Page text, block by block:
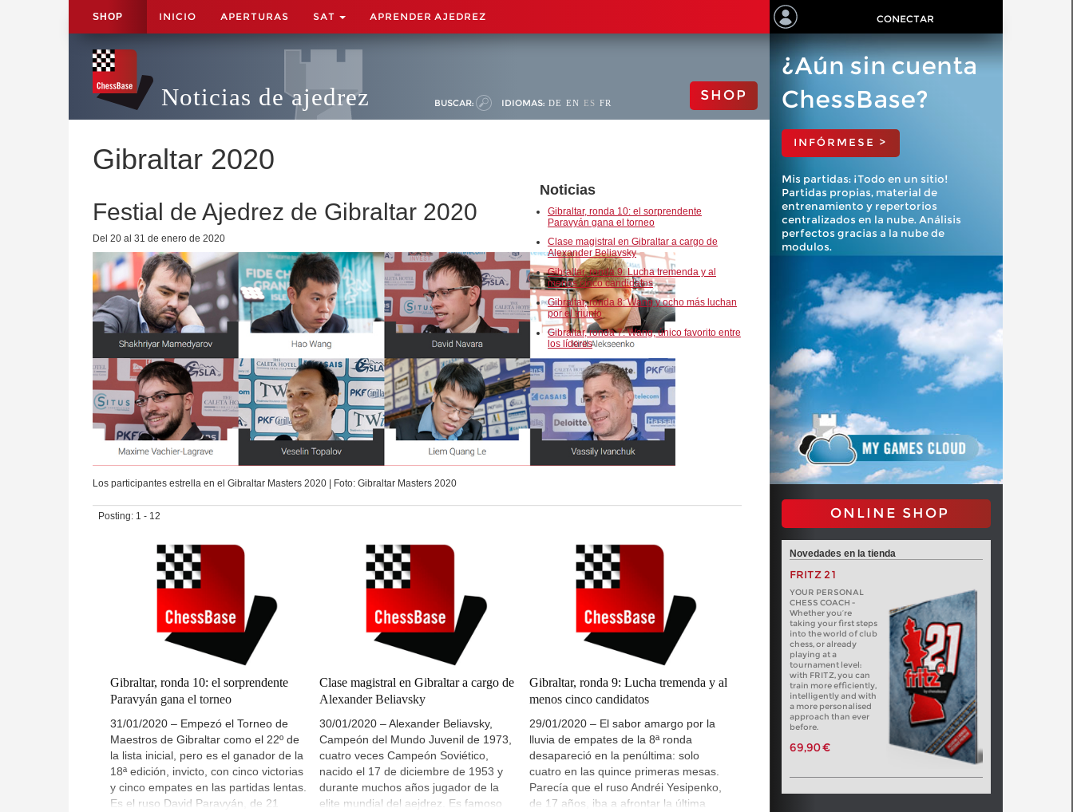
SHOP INICIO APERTURAS SAT APRENDER AJEDREZ CONECTAR
Noticias de ajedrez BUSCAR: IDIOMAS: DE EN ES FR SHOP
Gibraltar 2020
Festial de Ajedrez de Gibraltar 2020
Del 20 al 31 de enero de 2020
Los participantes estrella en el Gibraltar Masters 2020 | Foto: Gibraltar Masters 2020
Noticias
Gibraltar, ronda 10: el sorprendente
Paravyán gana el torneo
Clase magistral en Gibraltar a cargo de
Alexander Beliavsky
Gibraltar, ronda 9: Lucha tremenda y al
menos cinco candidatos
Gibraltar, ronda 8: Wang y ocho más luchan
por el triunfo
Gibraltar, ronda 7: Wang, único favorito entre
los líderes
Posting: 1 - 12
Gibraltar, ronda 10: el sorprendente
Paravyán gana el torneo
31/01/2020 – Empezó el Torneo de
Maestros de Gibraltar como el 22º de
la lista inicial, pero es el ganador de la
18ª edición, invicto, con cinco victorias
y cinco empates en las partidas lentas.
Es el ruso David Paravyán, de 21
Clase magistral en Gibraltar a cargo de
Alexander Beliavsky
30/01/2020 – Alexander Beliavsky,
Campeón del Mundo Juvenil de 1973,
cuatro veces Campeón Soviético,
nacido el 17 de diciembre de 1953 y
durante muchos años jugador de la
elite mundial del aejdrez. Es famoso
Gibraltar, ronda 9: Lucha tremenda y al
menos cinco candidatos
29/01/2020 – El sabor amargo por la
lluvia de empates de la 8ª ronda
desapareció en la penúltima: solo
cuatro en las quince primeras mesas.
Parecía que el ruso Andréi Yesipenko,
de 17 años, iba a afrontar la última
¿Aún sin cuenta
ChessBase?
INFÓRMESE >
Mis partidas: ¡Todo en un sitio!
Partidas propias, material de
entrenamiento y repertorios
centralizados en la nube. Análisis
perfectos gracias a la nube de
modulos.
ONLINE SHOP
Novedades en la tienda
FRITZ 21
YOUR PERSONAL
CHESS COACH -
Whether you’re
taking your first steps
into the world of club
chess, or already
playing at a
tournament level:
with FRITZ, you can
train more efficiently,
intelligently and with
a more personalised
approach than ever
before.
69,90 €